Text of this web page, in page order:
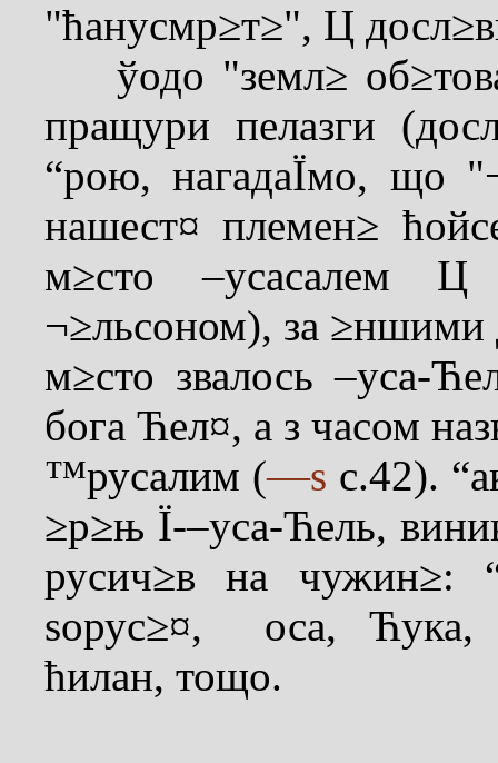
"ћанусмр≥т≥", Ц
ўодо "земл≥
пращури пелазги
“рою, нагадаЇмо, що
нашест¤ племен≥
м≥сто –усасалем
¬≥льсоном), за ≥ншими
м≥сто звалось –уса-
бога Ћел¤, а з часом
™русалим (—ѕ с.42).
≥р≥њ Ї-–уса-Ћель,
русич≥в на
ѕорус≥¤, оса, Ћука,
ћилан, тощо.